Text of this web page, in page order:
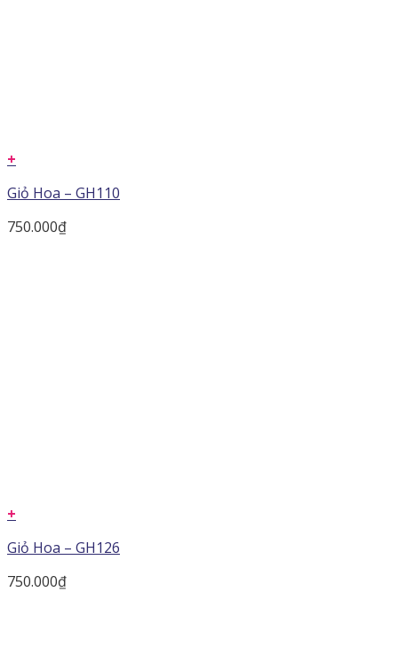
+
Giỏ Hoa – GH110
750.000₫
+
Giỏ Hoa – GH126
750.000₫